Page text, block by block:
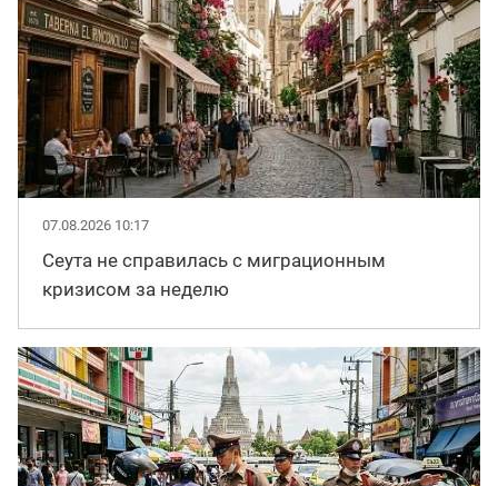
07.08.2026 10:17
Сеута не справилась с миграционным
кризисом за неделю